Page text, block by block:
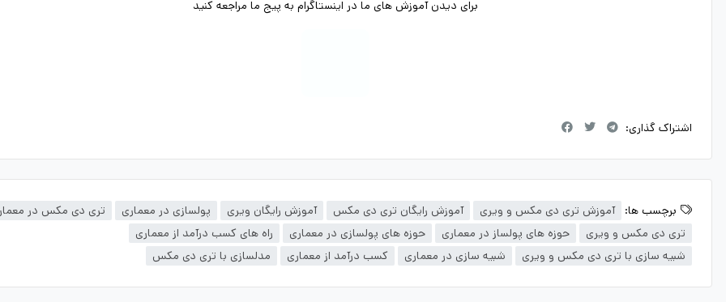
برای دیدن آموزش های ما در اینستاگرام به پیج ما مراجعه کنید
اشتراک گذاری:
برچسب ها: آموزش تری دی مکس و ویری آموزش رایگان تری دی مکس آموزش رایگان ویری پولسازی در معماری
تری دی مکس در
تری دی مکس و ویری
حوزه های پولساز در معماری حوزه های پولسازی در معماری
راه های کسب درآمد از معماری
شبیه سازی با تری دی مکس و ویری
شبیه سازی در معماری کسب درآمد از معماری مدلسازی با تری دی مکس